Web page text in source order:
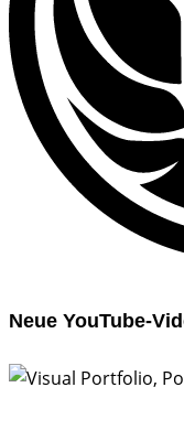
Neue YouTube-